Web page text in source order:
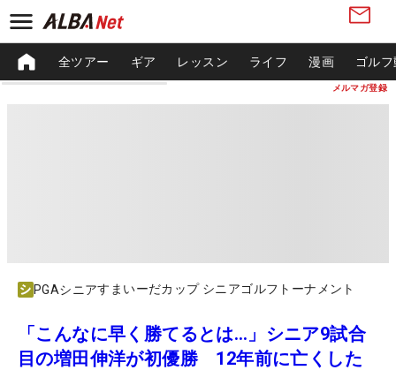
メルマガ登録
全ツアー ギア レッスン ライフ 漫画 ゴル
PGAシニアすまいーだカップ シニアゴルフトーナメント
「こんなに早く勝てるとは…」シニア9試合
目の増田伸洋が初優勝 12年前に亡くした